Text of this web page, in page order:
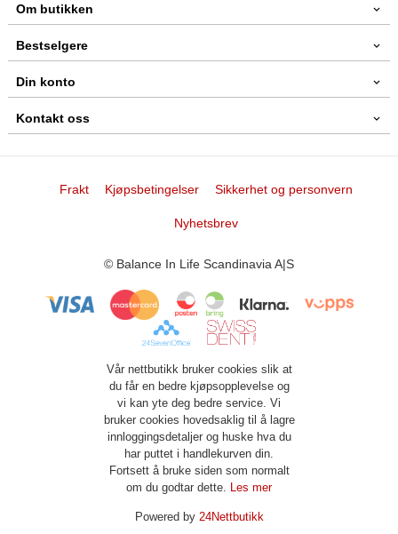
Om butikken
Bestselgere
Din konto
Kontakt oss
Frakt Kjøpsbetingelser Sikkerhet og personvern
Nyhetsbrev
© Balance In Life Scandinavia A|S
Vår nettbutikk bruker cookies slik at
du får en bedre kjøpsopplevelse og
vi kan yte deg bedre service. Vi
bruker cookies hovedsaklig til å lagre
innloggingsdetaljer og huske hva du
har puttet i handlekurven din.
Fortsett å bruke siden som normalt
om du godtar dette. Les mer
Powered by 24Nettbutikk